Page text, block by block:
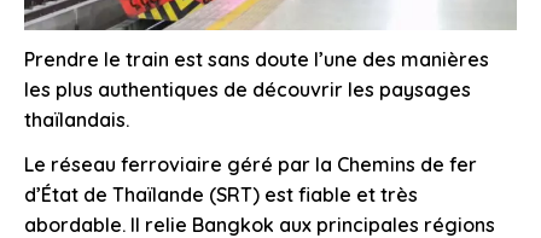
Prendre le train est sans doute l’une des manières
les plus authentiques de découvrir les paysages
thaïlandais.
Le réseau ferroviaire géré par la Chemins de fer
d’État de Thaïlande (SRT) est fiable et très
abordable. Il relie Bangkok aux principales régions